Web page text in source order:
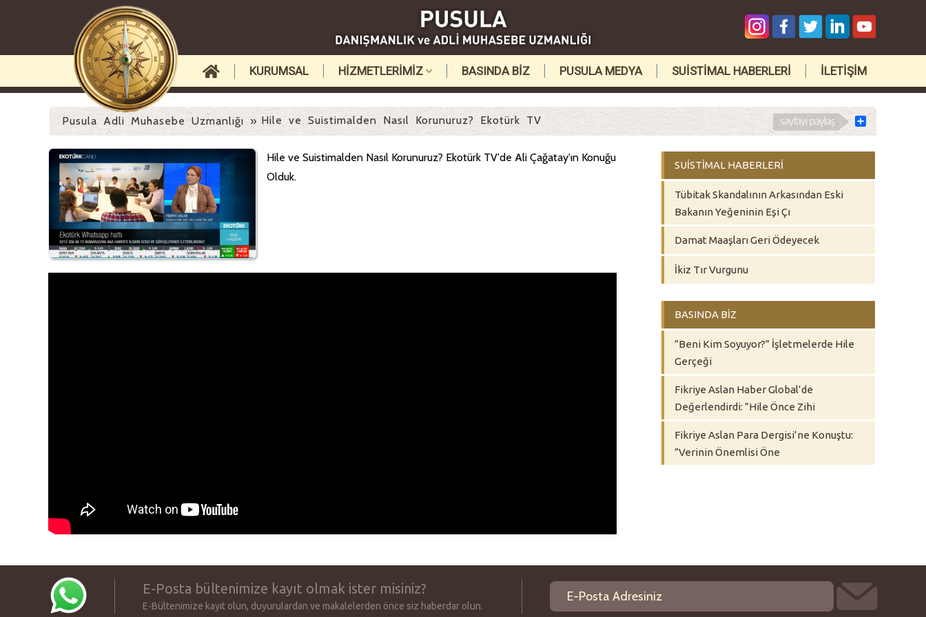
KURUMSAL HİZMETLERİMİZ BASINDA BİZ PUSULA MEDYA SUİSTİMAL HABERLERİ İLETİŞİM
Pusula Adli Muhasebe Uzmanlığı » Hile ve Suistimalden Nasıl Korunuruz? Ekotürk TV
Hile ve Suistimalden Nasıl Korunuruz? Ekotürk TV'de Ali Çağatay'ın Konuğu
Olduk.
SUİSTİMAL HABERLERİ
Tübitak Skandalının Arkasından Eski
Bakanın Yeğeninin Eşi Çı
Damat Maaşları Geri Ödeyecek
İkiz Tır Vurgunu
BASINDA BİZ
”Beni Kim Soyuyor?” İşletmelerde Hile
Gerçeği
Fikriye Aslan Haber Global’de
Değerlendirdi: ”Hile Önce Zihi
Fikriye Aslan Para Dergisi’ne Konuştu:
”Verinin Önemlisi Öne
E-Posta bültenimize kayıt olmak ister misiniz?
E-Bültenimize kayıt olun, duyurulardan ve makalelerden önce siz haberdar olun.